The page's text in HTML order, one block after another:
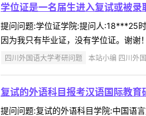
学位证是一名届生进入复试或被
提问问题:学位证学院:提问人:18***25
因为我只有毕业证，没有学位证。谢谢
四川外国语大学考研问题 本站小编 四川外
复试的外语科目报考汉语国际教
提问问题:复试的外语科目学院:中国语